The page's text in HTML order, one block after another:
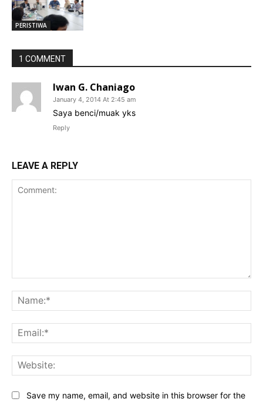
PERISTIWA
1 COMMENT
Iwan G. Chaniago
January 4, 2014 At 2:45 am
Saya benci/muak yks
Reply
LEAVE A REPLY
Save my name, email, and website in this browser for the